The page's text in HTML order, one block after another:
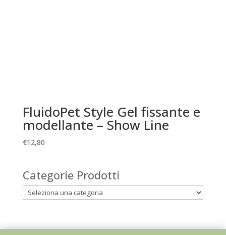
FluidoPet Style Gel fissante e
modellante – Show Line
€12,80
Categorie Prodotti